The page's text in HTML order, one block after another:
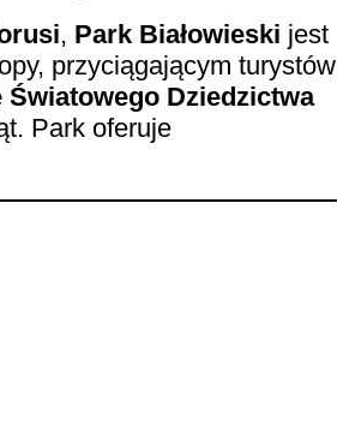
, Park Białowieski jest
przyciągającym turystów
Dziedzictwa
Park oferuje